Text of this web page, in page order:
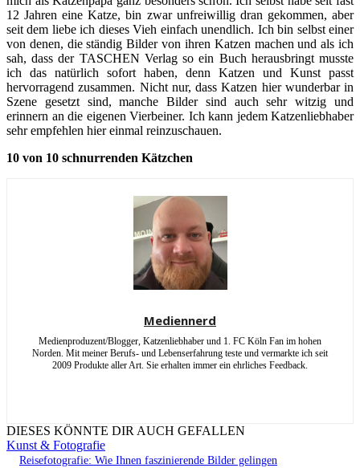
12 Jahren eine Katze, bin zwar unfreiwillig dran gekommen, aber
seit dem liebe ich dieses Vieh einfach unendlich. Ich bin selbst einer
von denen, die ständig Bilder von ihren Katzen machen und als ich
sah, dass der TASCHEN Verlag so ein Buch herausbringt musste
ich das natürlich sofort haben, denn Katzen und Kunst passt
hervorragend zusammen. Nicht nur, dass Katzen hier wunderbar in
Szene gesetzt sind, manche Bilder sind auch sehr witzig und
erinnern an die eigenen Vierbeiner. Ich kann jedem Katzenliebhaber
sehr empfehlen hier einmal reinzuschauen.
10 von 10 schnurrenden Kätzchen
Mediennerd
Medienproduzent/Blogger, Katzenliebhaber und 1. FC Köln Fan im hohen
Norden. Mit meiner Berufs- und Lebenserfahrung teste und vermarkte ich seit
2009 Produkte aller Art. Sie erhalten immer ein ehrliches Feedback.
DIESES KÖNNTE DIR AUCH GEFALLEN
Kunst & Fotografie
Reisefotografie: Wie Ihnen faszinierende Bilder gelingen